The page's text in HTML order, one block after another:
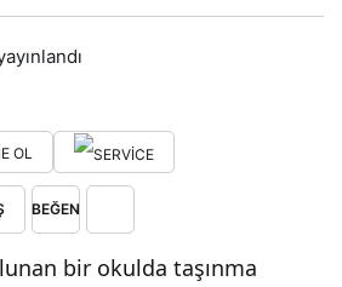
OL
BEĞEN
bir okulda taşınma
0 PAYLAŞ